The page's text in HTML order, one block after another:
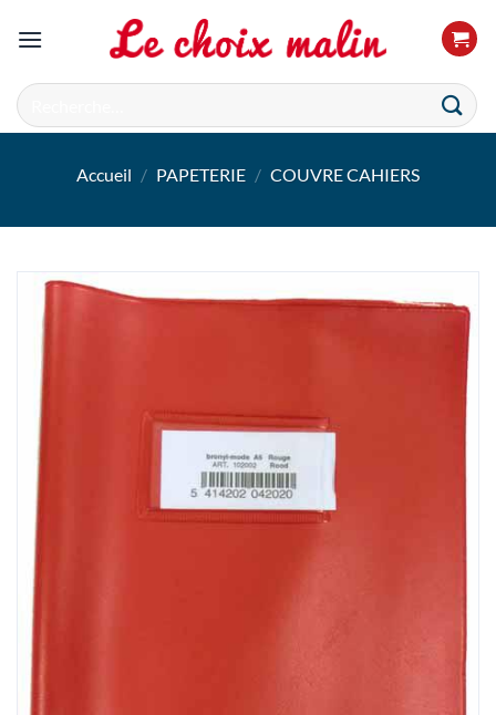
Recherche
pour :
Accueil / PAPETERIE / COUVRE CAHIERS